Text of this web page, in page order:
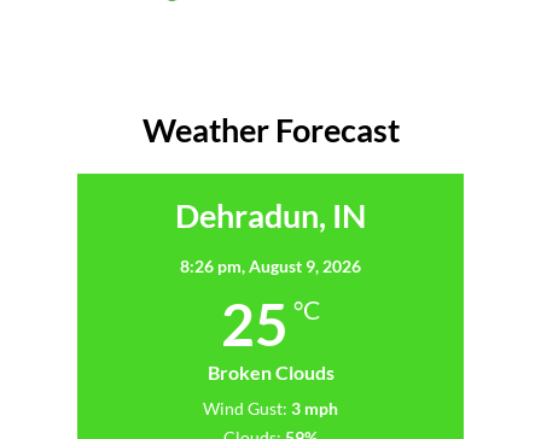
Weather Forecast
Dehradun, IN
8:26 pm,August 9, 2026
25 °C
Broken Clouds
Wind Gust: 3 mph